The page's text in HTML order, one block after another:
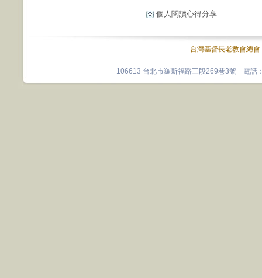
個人閱讀心得分享
台灣基督長老教會總會
106613 台北市羅斯福路三段269巷3號 電